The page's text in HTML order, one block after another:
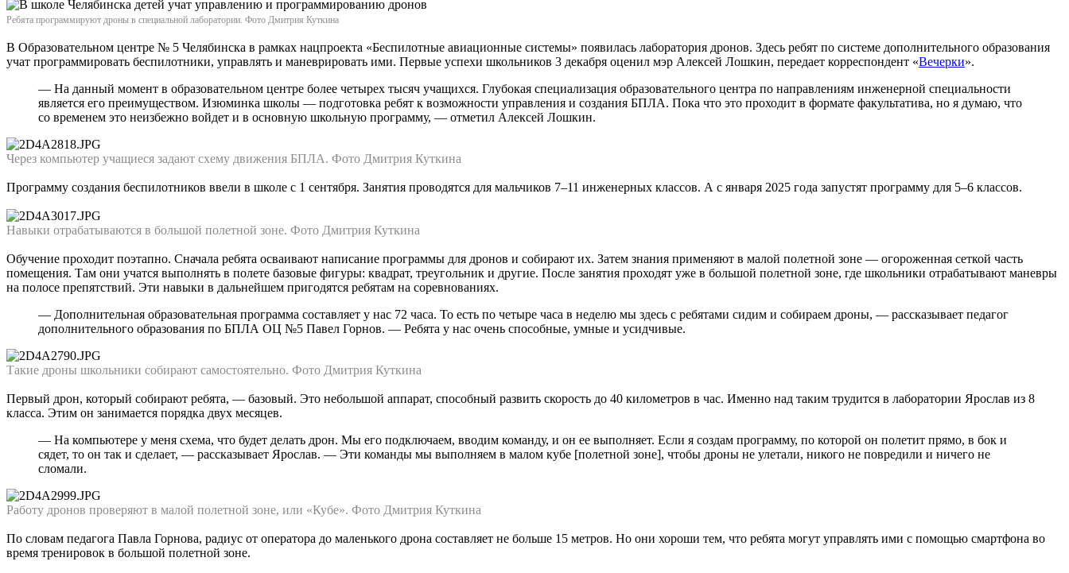
Ребята программируют дроны в специальной лаборатории. Фото Дмитрия Куткина
В Образовательном центре № 5 Челябинска в рамках нацпроекта «Беспилотные авиационные системы» появилась лаборатория дронов. Здесь ребят по системе дополнительного образования
учат программировать беспилотники, управлять и маневрировать ими. Первые успехи школьников 3 декабря оценил мэр Алексей Лошкин, передает корреспондент «Вечерки».
— На данный момент в образовательном центре более четырех тысяч учащихся. Глубокая специализация образовательного центра по направлениям инженерной специальности
является его преимуществом. Изюминка школы — подготовка ребят к возможности управления и создания БПЛА. Пока что это проходит в формате факультатива, но я думаю, что
со временем это неизбежно войдет и в основную школьную программу, — отметил Алексей Лошкин.
Через компьютер учащиеся задают схему движения БПЛА. Фото Дмитрия Куткина
Программу создания беспилотников ввели в школе с 1 сентября. Занятия проводятся для мальчиков 7–11 инженерных классов. А с января 2025 года запустят программу для 5–6 классов.
Навыки отрабатываются в большой полетной зоне. Фото Дмитрия Куткина
Обучение проходит поэтапно. Сначала ребята осваивают написание программы для дронов и собирают их. Затем знания применяют в малой полетной зоне — огороженная сеткой часть
помещения. Там они учатся выполнять в полете базовые фигуры: квадрат, треугольник и другие. После занятия проходят уже в большой полетной зоне, где школьники отрабатывают маневры
на полосе препятствий. Эти навыки в дальнейшем пригодятся ребятам на соревнованиях.
— Дополнительная образовательная программа составляет у нас 72 часа. То есть по четыре часа в неделю мы здесь с ребятами сидим и собираем дроны, — рассказывает педагог
дополнительного образования по БПЛА ОЦ №5 Павел Горнов. — Ребята у нас очень способные, умные и усидчивые.
Такие дроны школьники собирают самостоятельно. Фото Дмитрия Куткина
Первый дрон, который собирают ребята, — базовый. Это небольшой аппарат, способный развить скорость до 40 километров в час. Именно над таким трудится в лаборатории Ярослав из 8
класса. Этим он занимается порядка двух месяцев.
— На компьютере у меня схема, что будет делать дрон. Мы его подключаем, вводим команду, и он ее выполняет. Если я создам программу, по которой он полетит прямо, в бок и
сядет, то он так и сделает, — рассказывает Ярослав. — Эти команды мы выполняем в малом кубе [полетной зоне], чтобы дроны не улетали, никого не повредили и ничего не
сломали.
Работу дронов проверяют в малой полетной зоне, или «Кубе». Фото Дмитрия Куткина
По словам педагога Павла Горнова, радиус от оператора до маленького дрона составляет не больше 15 метров. Но они хороши тем, что ребята могут управлять ими с помощью смартфона во
время тренировок в большой полетной зоне.